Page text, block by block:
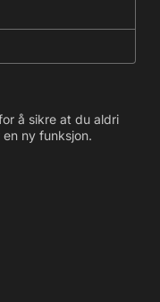
å sikre at du aldri
ny funksjon.